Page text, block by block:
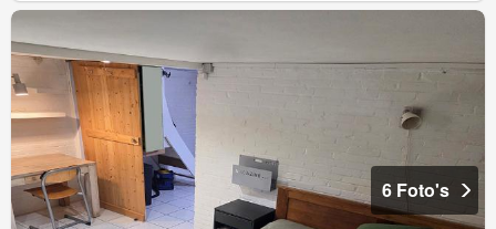
6 Foto's